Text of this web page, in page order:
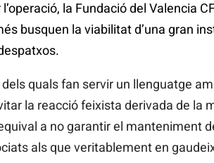
la Fundació del Valencia
busquen la viabilitat d’una gran
quals fan servir un llenguatge
la reacció feixista derivada de la
a no garantir el manteniment
als que veritablement en